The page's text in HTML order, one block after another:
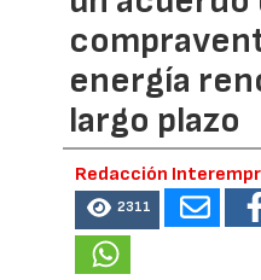
energía
largo plazo
Redacción
2311